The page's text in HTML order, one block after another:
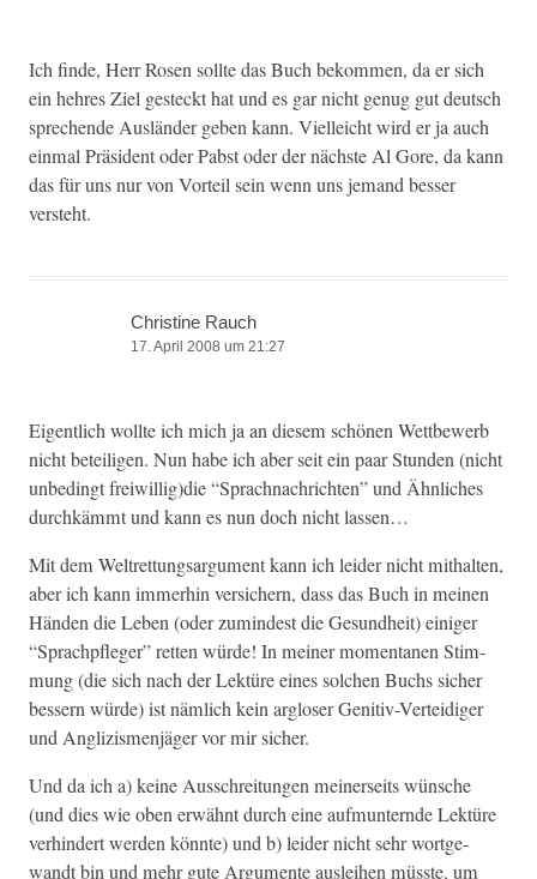
Ich finde, Herr Rosen sollte das Buch bekom­men, da er sich
ein hehres Ziel gesteckt hat und es gar nicht genug gut deutsch
sprechende Aus­län­der geben kann. Vielle­icht wird er ja auch
ein­mal Präsi­dent oder Pab­st oder der näch­ste Al Gore, da kann
das für uns nur von Vorteil sein wenn uns jemand bess­er
versteht.
Christine Rauch
17. April 2008 um 21:27
Eigentlich wollte ich mich ja an diesem schö­nen Wet­tbe­werb
nicht beteili­gen. Nun habe ich aber seit ein paar Stun­den (nicht
unbe­d­ingt freiwillig)die “Sprach­nachricht­en” und Ähn­lich­es
durchkämmt und kann es nun doch nicht lassen…
Mit dem Wel­tret­tungsar­gu­ment kann ich lei­der nicht mithal­ten,
aber ich kann immer­hin ver­sich­ern, dass das Buch in meinen
Hän­den die Leben (oder zumin­d­est die Gesund­heit) einiger
“Sprach­pfleger” ret­ten würde! In mein­er momen­ta­nen Stim­
mung (die sich nach der Lek­türe eines solchen Buchs sich­er
bessern würde) ist näm­lich kein arglos­er Gen­i­tiv-Vertei­di­ger
und Anglizis­men­jäger vor mir sicher.
Und da ich a) keine Auss­chre­itun­gen mein­er­seits wün­sche
(und dies wie oben erwäh­nt durch eine auf­munternde Lek­türe
ver­hin­dert wer­den kön­nte) und b) lei­der nicht sehr wort­ge­
wandt bin und mehr gute Argu­mente auslei­hen müsste, um